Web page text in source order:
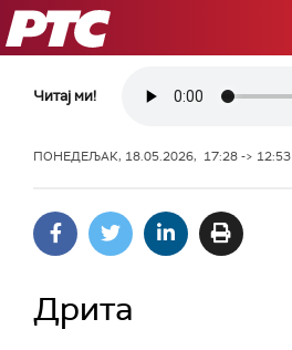
РТС
Читај ми!
ПОНЕДЕЉАК, 18.05.2026, 17:28 -> 12:53
Дрита